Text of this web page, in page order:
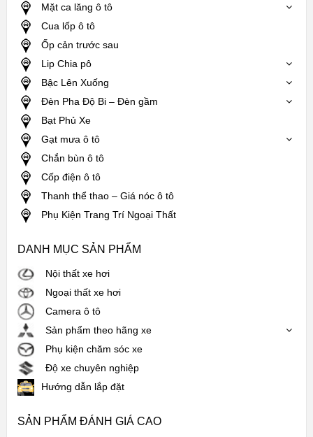
Mặt ca lăng ô tô
Cua lốp ô tô
Ốp cản trước sau
Lip Chia pô
Bậc Lên Xuống
Đèn Pha Độ Bi – Đèn gầm
Bạt Phủ Xe
Gạt mưa ô tô
Chắn bùn ô tô
Cốp điện ô tô
Thanh thể thao – Giá nóc ô tô
Phụ Kiện Trang Trí Ngoại Thất
DANH MỤC SẢN PHẨM
Nội thất xe hơi
Ngoại thất xe hơi
Camera ô tô
Sản phẩm theo hãng xe
Phụ kiện chăm sóc xe
Độ xe chuyên nghiệp
Hướng dẫn lắp đặt
SẢN PHẨM ĐÁNH GIÁ CAO